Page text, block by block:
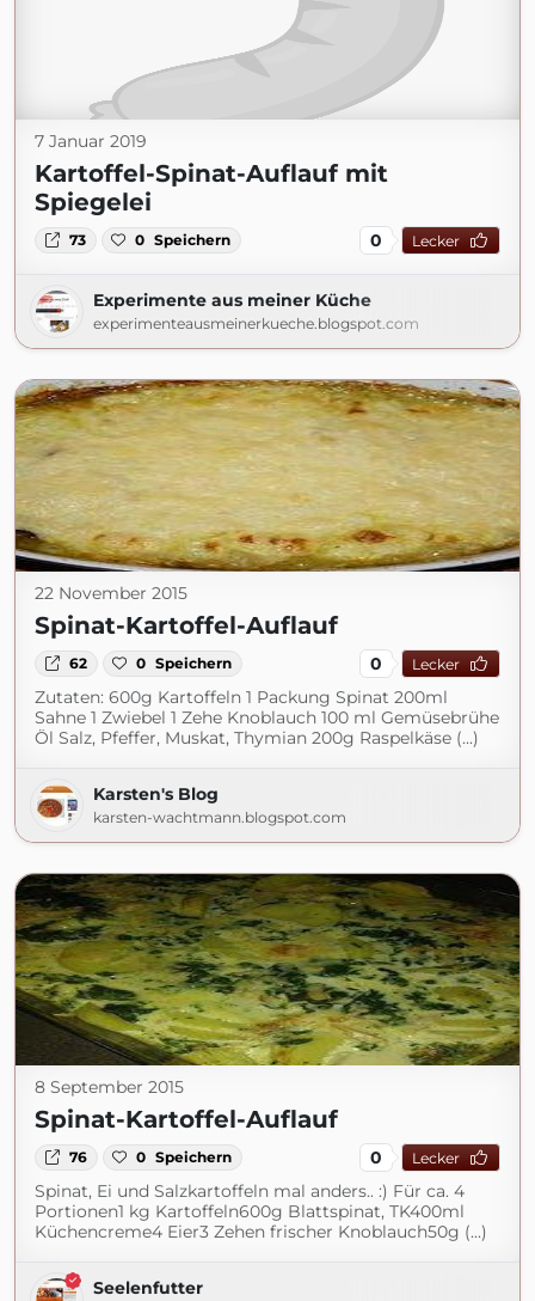
7 Januar 2019
Kartoffel-Spinat-Auflauf mit
Spiegelei
73 0 Speichern 0 Lecker
Experimente aus meiner Küche
experimenteausmeinerkueche.blogspot.com
22 November 2015
Spinat-Kartoffel-Auflauf
62 0 Speichern 0 Lecker
Zutaten: 600g Kartoffeln 1 Packung Spinat 200ml
Sahne 1 Zwiebel 1 Zehe Knoblauch 100 ml Gemüsebrühe
Öl Salz, Pfeffer, Muskat, Thymian 200g Raspelkäse (...)
Karsten's Blog
karsten-wachtmann.blogspot.com
8 September 2015
Spinat-Kartoffel-Auflauf
76 0 Speichern 0 Lecker
Spinat, Ei und Salzkartoffeln mal anders.. :) Für ca. 4
Portionen1 kg Kartoffeln600g Blattspinat, TK400ml
Küchencreme4 Eier3 Zehen frischer Knoblauch50g (...)
Seelenfutter